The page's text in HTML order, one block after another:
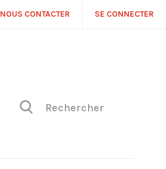
NOUS CONTACTER SE CONNECTER